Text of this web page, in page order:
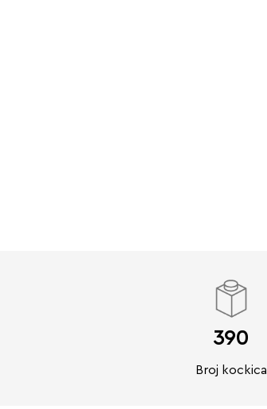
390
Broj kockica